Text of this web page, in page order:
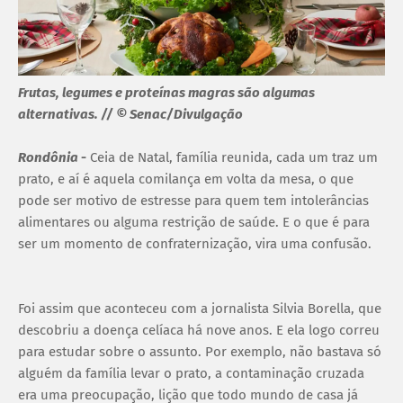
Frutas, legumes e proteínas magras são algumas
alternativas. // © Senac/Divulgação
Rondônia - Ceia de Natal, família reunida, cada um traz um
prato, e aí é aquela comilança em volta da mesa, o que
pode ser motivo de estresse para quem tem intolerâncias
alimentares ou alguma restrição de saúde. E o que é para
ser um momento de confraternização, vira uma confusão.
Foi assim que aconteceu com a jornalista Silvia Borella, que
descobriu a doença celíaca há nove anos. E ela logo correu
para estudar sobre o assunto. Por exemplo, não bastava só
alguém da família levar o prato, a contaminação cruzada
era uma preocupação, lição que todo mundo de casa já